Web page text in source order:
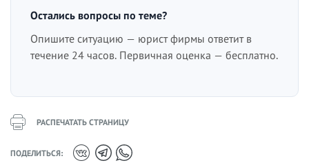
Остались вопросы по теме?
Опишите ситуацию — юрист фирмы ответит в
течение 24 часов. Первичная оценка — бесплатно.
РАСПЕЧАТАТЬ СТРАНИЦУ
ПОДЕЛИТЬСЯ: